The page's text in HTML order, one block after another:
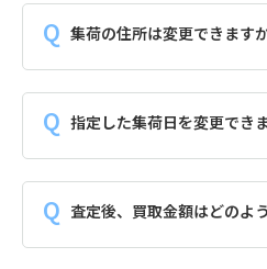
集荷の住所は変更できます
指定した集荷日を変更でき
査定後、買取金額はどのよ